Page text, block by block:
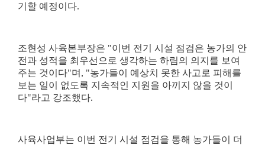
기할 예정이다.
조현성 사육본부장은 "이번 전기 시설 점검은 농가의 안
전과 성적을 최우선으로 생각하는 하림의 의지를 보여
주는 것이다"며 , "농가들이 예상치 못한 사고로 피해를
보는 일이 없도록 지속적인 지원을 아끼지 않을 것이
다"라고 강조했다.
사육사업부는 이번 전기 시설 점검을 통해 농가들이 더